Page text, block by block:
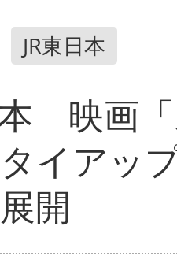
JR東日本
本 映画
イアッ
開